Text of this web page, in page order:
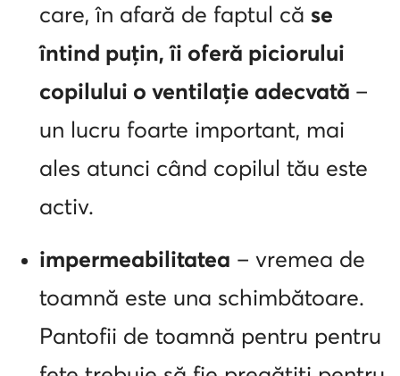
care, în afară de faptul că se
întind puțin, îi oferă piciorului
copilului o ventilație adecvată –
un lucru foarte important, mai
ales atunci când copilul tău este
activ.
impermeabilitatea – vremea de
toamnă este una schimbătoare.
Pantofii de toamnă pentru pentru